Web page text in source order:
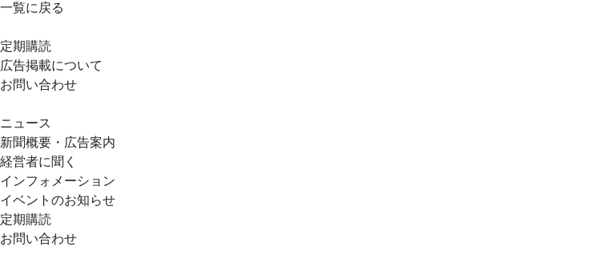
一覧に戻る
定期購読
広告掲載について
お問い合わせ
ニュース
新聞概要・広告案内
経営者に聞く
インフォメーション
イベントのお知らせ
定期購読
お問い合わせ